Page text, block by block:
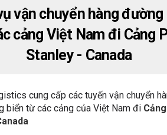
vận chuyển hàng
cảng Việt Nam đi Cảng
Stanley - Canada
cung cấp các tuyến vận chuyển
biển từ các cảng của Việt Nam đi